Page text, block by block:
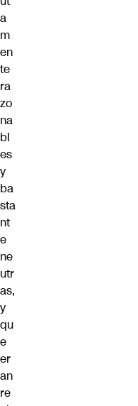
a
m
en
te
ra
zo
na
bl
es
y
ba
sta
nt
e
ne
utr
as,
y
qu
e
er
an
re